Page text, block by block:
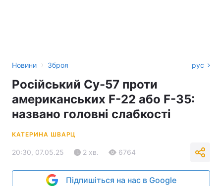
Новини › Зброя рус
Російський Су-57 проти
американських F-22 або F-35:
названо головні слабкості
КАТЕРИНА ШВАРЦ
20:30, 07.05.25 2 хв. 6764
Підпишіться на нас в Google